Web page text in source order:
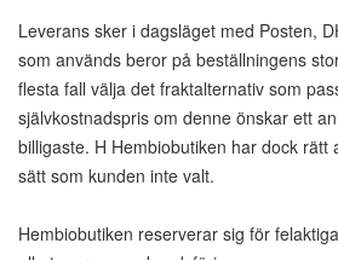
Leverans sker i dagsläget med Posten,
som används beror på beställningens
flesta fall välja det fraktalternativ som
självkostnadspris om denne önskar ett
billigaste. H Hembiobutiken har dock rätt
sätt som kunden inte valt.
Hembiobutiken reserverar sig för